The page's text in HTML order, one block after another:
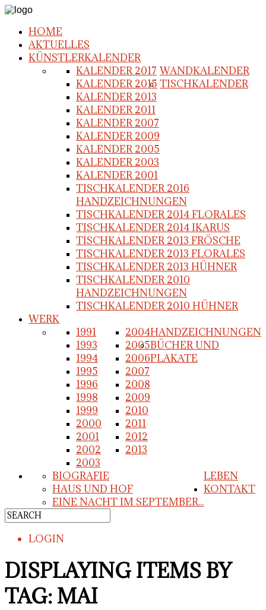
HOME
AKTUELLES
KÜNSTLERKALENDER
WANDKALENDER
KALENDER 2017
KALENDER 2015
KALENDER 2013
KALENDER 2011
KALENDER 2007
KALENDER 2009
KALENDER 2005
KALENDER 2003
KALENDER 2001
TISCHKALENDER
TISCHKALENDER 2016
HANDZEICHNUNGEN
TISCHKALENDER 2014 FLORALES
TISCHKALENDER 2014 IKARUS
TISCHKALENDER 2013 FRÖSCHE
TISCHKALENDER 2013 FLORALES
TISCHKALENDER 2013 HÜHNER
TISCHKALENDER 2010
HANDZEICHNUNGEN
TISCHKALENDER 2010 HÜHNER
WERK
HANDZEICHNUNGEN
1991
1993
1994
1995
1996
1998
1999
2000
2001
2002
2003
2004
2005
2006
2007
2008
2009
2010
2011
2012
2013
BÜCHER UND
PLAKATE
LEBEN
BIOGRAFIE
HAUS UND HOF
EINE NACHT IM SEPTEMBER...
KONTAKT
LOGIN
DISPLAYING ITEMS BY
TAG: MAI